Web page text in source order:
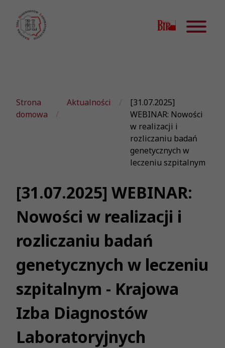
Strona
domowa
Aktualności
[31.07.2025]
WEBINAR: Nowości
w realizacji i
rozliczaniu badań
genetycznych w
leczeniu szpitalnym
[31.07.2025] WEBINAR:
Nowości w realizacji i
rozliczaniu badań
genetycznych w leczeniu
szpitalnym - Krajowa
Izba Diagnostów
Laboratoryjnych